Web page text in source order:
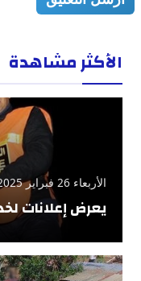
الأكثر مشاهدة
الأربعاء 26 فبراير 2025 - 11:00
يعرض إعلانات